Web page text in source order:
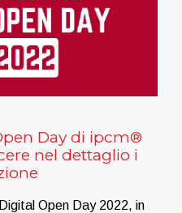
Day di ipcm®
nel dettaglio i
Open Day 2022, in